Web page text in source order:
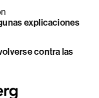
explicaciones
contra las